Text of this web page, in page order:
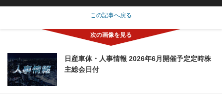
この記事へ戻る
日産車体・人事情報 2026年6月開催予定定時株
主総会日付